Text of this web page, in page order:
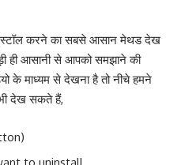
इंस्टॉल करने का सबसे आसान मेथड देख
ही आसानी से आपको समझाने की
के माध्यम से देखना है तो नीचे हमने
भी देख सकते हैं,